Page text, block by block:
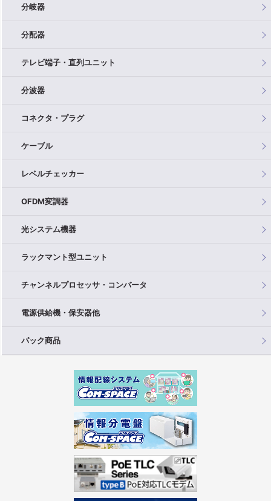
分岐器
分配器
テレビ端子・直列ユニット
分波器
コネクタ・プラグ
ケーブル
レベルチェッカー
OFDM変調器
光システム機器
ラックマント型ユニット
チャンネルプロセッサ・コンバータ
電源供給機・保安器他
パック商品